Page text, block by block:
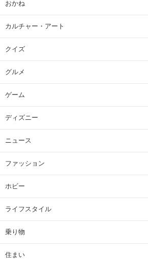
おかね
カルチャー・アート
クイズ
グルメ
ゲーム
ディズニー
ニュース
ファッション
ホビー
ライフスタイル
乗り物
住まい